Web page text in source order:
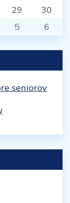
29
30
5 6
seniorov